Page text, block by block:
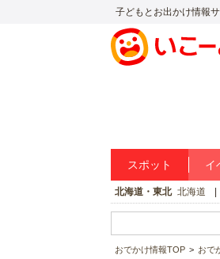
子どもとお出かけ情報
スポット イ
北海道・東北 北海道
おでかけ情報TOP おで